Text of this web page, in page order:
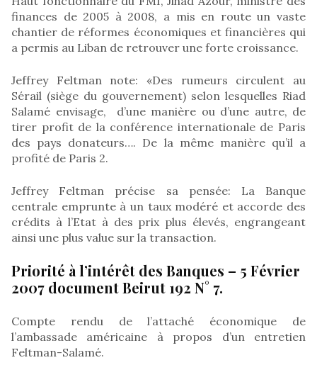
finances de 2005 à 2008, a mis en route un vaste
chantier de réformes économiques et financières qui
a permis au Liban de retrouver une forte croissance.
Jeffrey Feltman note: «Des rumeurs circulent au
Sérail (siège du gouvernement) selon lesquelles Riad
Salamé envisage, d’une manière ou d’une autre, de
tirer profit de la conférence internationale de Paris
des pays donateurs…. De la même manière qu’il a
profité de Paris 2.
Jeffrey Feltman précise sa pensée: La Banque
centrale emprunte à un taux modéré et accorde des
crédits à l’Etat à des prix plus élevés, engrangeant
ainsi une plus value sur la transaction.
Priorité à l’intérêt des Banques – 5 Février
2007 document Beirut 192 N° 7.
Compte rendu de l’attaché économique de
l’ambassade américaine à propos d’un entretien
Feltman-Salamé.